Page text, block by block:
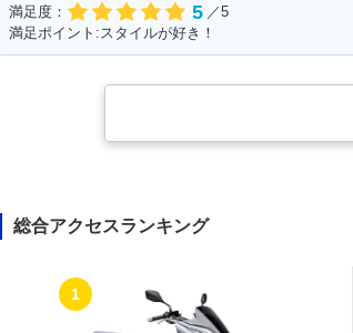
満足度：
5 ／5
満足ポイント:スタイルが好き！
総合アクセスランキング
1